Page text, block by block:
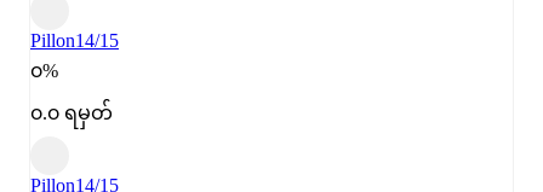
Pillon14/15
၀%
၀.၀ ရမှတ်
Pillon14/15